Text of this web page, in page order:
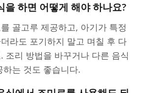
을 하면 어떻게 해야 하나요?
골고루 제공하고, 아기가 특정
라도 포기하지 말고 며칠 후 다
조리 방법을 바꾸거나 다른 음식
하는 것도 좋습니다.